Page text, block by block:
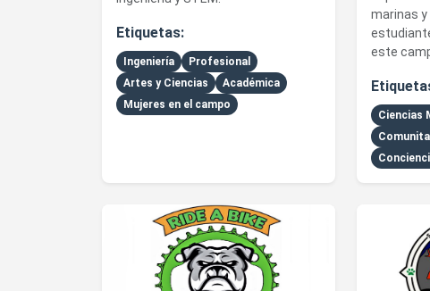
Etiquetas:
Ingeniería
Profesional
Artes y Ciencias
Académica
Mujeres en el campo
marinas
este
Ciencias
Ver detalles de Ride a Bike UPRM Ver